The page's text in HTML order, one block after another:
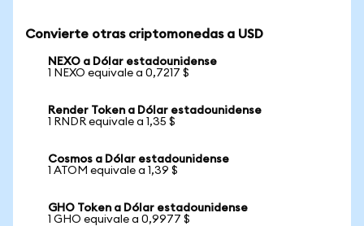
Convierte otras criptomonedas a USD
NEXO a Dólar estadounidense
1 NEXO equivale a 0,7217 $
Render Token a Dólar estadounidense
1 RNDR equivale a 1,35 $
Cosmos a Dólar estadounidense
1 ATOM equivale a 1,39 $
GHO Token a Dólar estadounidense
1 GHO equivale a 0,9977 $